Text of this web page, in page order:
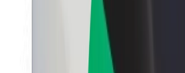
Fenntarthatóság a Boltnál
Project Zero